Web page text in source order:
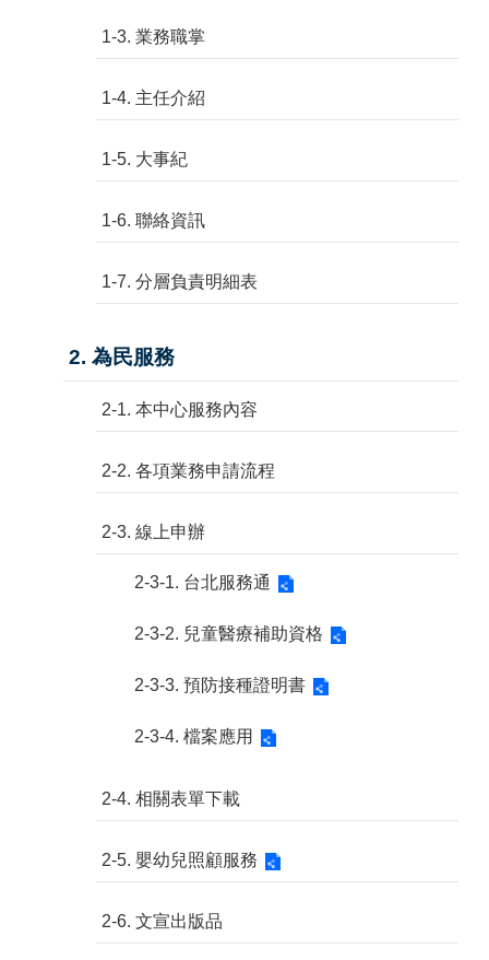
1-3. 業務職掌
1-4. 主任介紹
1-5. 大事紀
1-6. 聯絡資訊
1-7. 分層負責明細表
2. 為民服務
2-1. 本中心服務內容
2-2. 各項業務申請流程
2-3. 線上申辦
2-3-1. 台北服務通
2-3-2. 兒童醫療補助資格
2-3-3. 預防接種證明書
2-3-4. 檔案應用
2-4. 相關表單下載
2-5. 嬰幼兒照顧服務
2-6. 文宣出版品